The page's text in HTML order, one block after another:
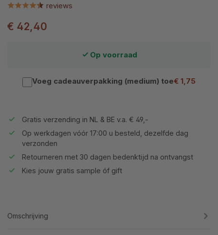
reviews
€ 42,40
Op voorraad
Voeg cadeauverpakking (medium) toe€ 1,75
Gratis verzending in NL & BE v.a. € 49,-
Op werkdagen vóór 17:00 u besteld, dezelfde dag
verzonden
Retourneren met 30 dagen bedenktijd na ontvangst
Kies jouw gratis sample óf gift
Omschrijving